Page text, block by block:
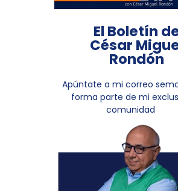
El Boletín
César
Rondón
Apúntate a mi correo
forma parte de mi
comunidad